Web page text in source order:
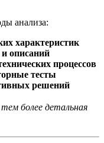
анализа:
характеристик
описаний
процессов
тесты
решений
более детальная